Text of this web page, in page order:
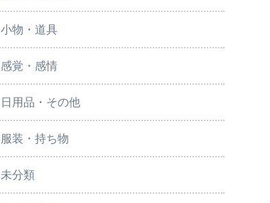
小物・道具
感覚・感情
日用品・その他
服装・持ち物
未分類